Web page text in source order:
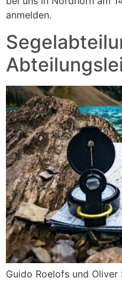
anmelden.
Guido Roelofs und